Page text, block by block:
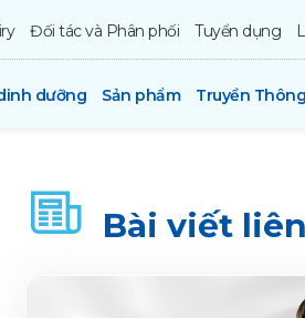
Đối tác và Phân phối Tuyển dụng
dưỡng Sản phẩm Truyền Thông
Bài viết